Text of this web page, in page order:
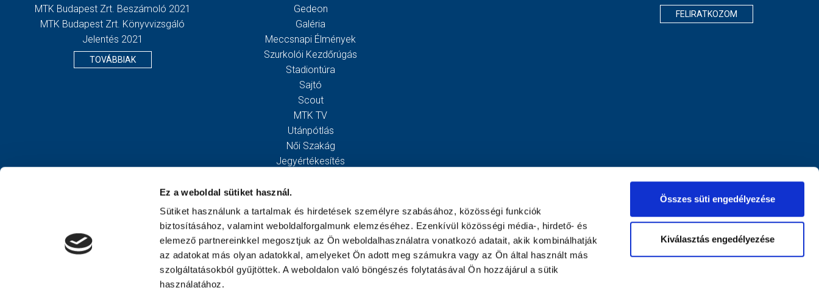
Ez a weboldal sütiket használ.
Sütiket használunk a tartalmak és hirdetések személyre szabásához, közösségi funkciók
biztosításához, valamint weboldalforgalmunk elemzéséhez. Ezenkívül közösségi média-, hirdető- és
elemező partnereinkkel megosztjuk az Ön weboldalhasználatra vonatkozó adatait, akik kombinálhatják
az adatokat más olyan adatokkal, amelyeket Ön adott meg számukra vagy az Ön által használt más
szolgáltatásokból gyűjtöttek. A weboldalon való böngészés folytatásával Ön hozzájárul a sütik
használatához.
Összes süti engedélyezése
Kiválasztás engedélyezése
MTK Budapest Zrt. Beszámoló 2021
MTK Budapest Zrt. Könyvvizsgáló
Jelentés 2021
TOVÁBBIAK
Gedeon
Galéria
Meccsnapi Élmények
Szurkolói Kezdőrúgás
Stadiontúra
Sajtó
Scout
MTK TV
Utánpótlás
Női Szakág
Jegyértékesítés
Egyesület
Kapcsolat
FELIRATKOZOM